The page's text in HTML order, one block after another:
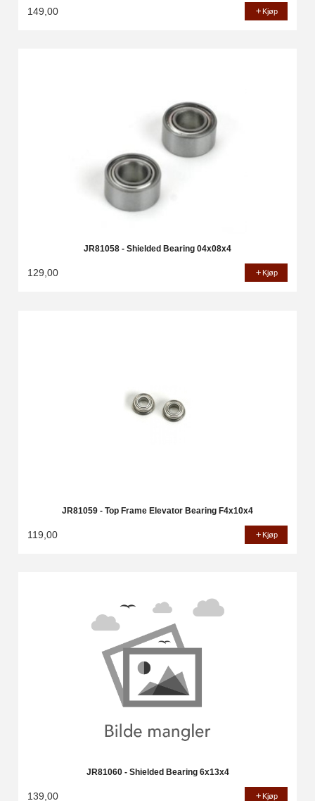
149,00 Kjøp
JR81058 - Shielded Bearing 04x08x4
129,00 Kjøp
JR81059 - Top Frame Elevator Bearing F4x10x4
119,00 Kjøp
JR81060 - Shielded Bearing 6x13x4
139,00 Kjøp